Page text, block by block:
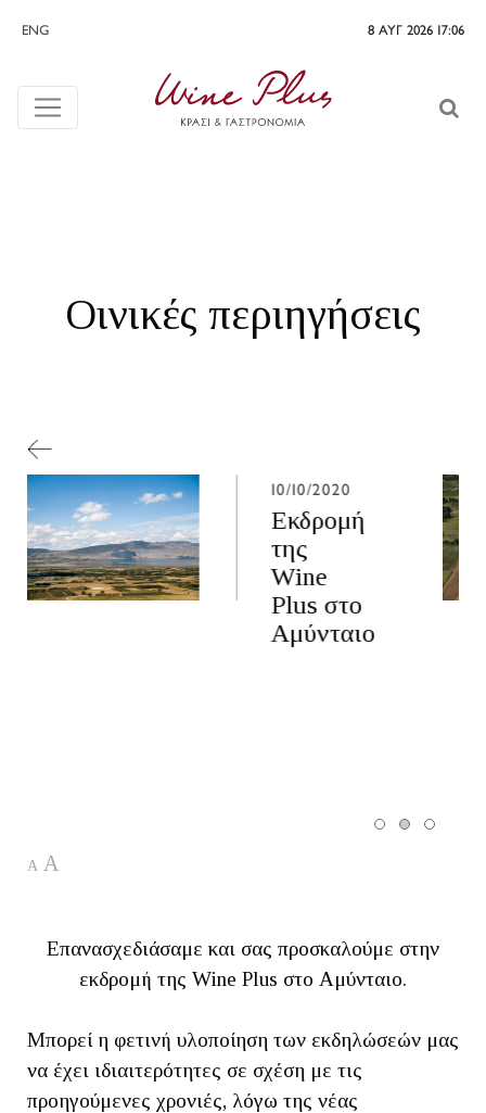
ENG 8 ΑΥΓ 2026 17:06
Οινικές περιηγήσεις
10/10/2020
Εκδρομή
της
Wine
Plus στο
Αμύνταιο
A A
Επανασχεδιάσαμε και σας προσκαλούμε στην
εκδρομή της Wine Plus στο Αμύνταιο.
Μπορεί η φετινή υλοποίηση των εκδηλώσεών μας
να έχει ιδιαιτερότητες σε σχέση με τις
προηγούμενες χρονιές, λόγω της νέας